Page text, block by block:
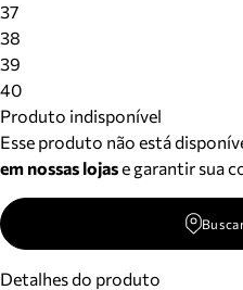
37
38
39
40
Produto indisponível
Esse produto não está
em nossas lojase garantir sua
Detalhes do produto